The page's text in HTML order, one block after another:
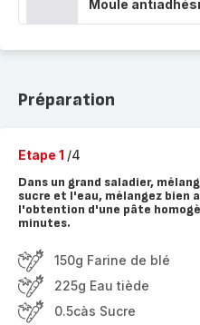
Moule
Préparation
Etape 1 /4
Dans un grand saladier,
sucre et l'eau, mélangez bien
l'obtention d'une pâte
minutes.
150g Farine de blé
225g Eau tiède
0.5càs Sucre